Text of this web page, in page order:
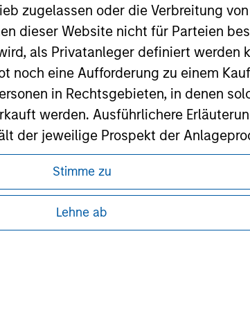
zugelassen oder die Verbreitung
dieser Website nicht für Parteien
als Privatanleger definiert werden
noch eine Aufforderung zu einem
in Rechtsgebieten, in denen
werden. Ausführlichere
der jeweilige Prospekt der
gewährleistet, dass jegliche
Fonds sollten nur auf
enthalten sind
Stimme zu
Lehne ab
Careers
da in diesen bestimmte gesetzliche und
von Informationen zu den Anlageprodukten